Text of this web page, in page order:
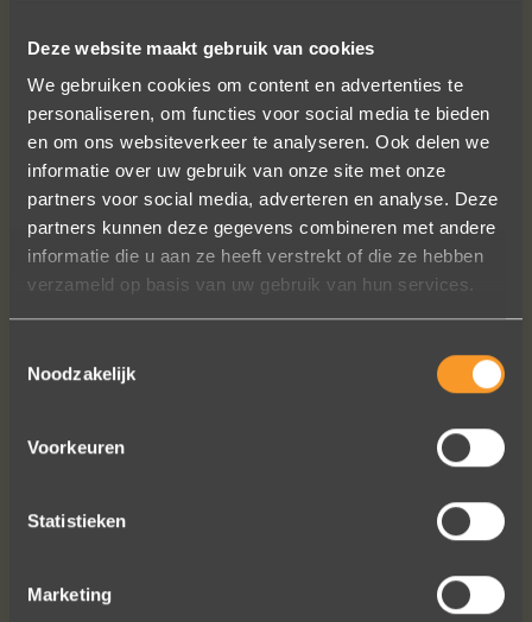
Deze website maakt gebruik van cookies
We gebruiken cookies om content en advertenties te
personaliseren, om functies voor social media te bieden
en om ons websiteverkeer te analyseren. Ook delen we
informatie over uw gebruik van onze site met onze
partners voor social media, adverteren en analyse. Deze
partners kunnen deze gegevens combineren met andere
informatie die u aan ze heeft verstrekt of die ze hebben
verzameld op basis van uw gebruik van hun services.
Noodzakelijk
Voorkeuren
Statistieken
Marketing
Een droom die uitkomt, de ringen zijn
prachtig afgewerkt, perfecte kwaliteit.
We zijn liefdevol geholpen en ze
waren op tijd klaar. Kan niet anders